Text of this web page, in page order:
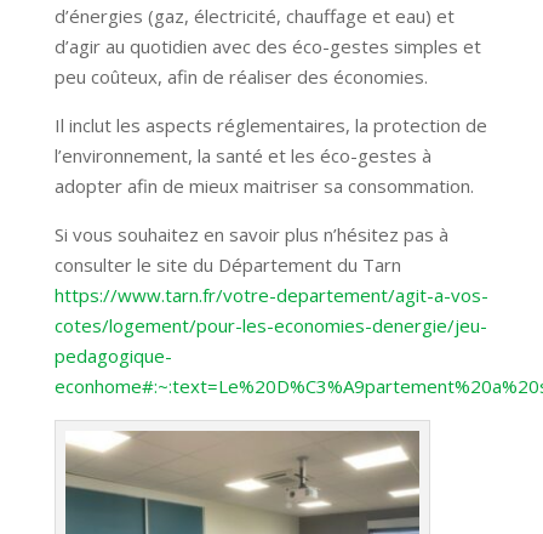
d’énergies (gaz, électricité, chauffage et eau) et
d’agir au quotidien avec des éco-gestes simples et
peu coûteux, afin de réaliser des économies.
Il inclut les aspects réglementaires, la protection de
l’environnement, la santé et les éco-gestes à
adopter afin de mieux maitriser sa consommation.
Si vous souhaitez en savoir plus n’hésitez pas à
consulter le site du Département du Tarn
https://www.tarn.fr/votre-departement/agit-a-vos-
cotes/logement/pour-les-economies-denergie/jeu-
pedagogique-